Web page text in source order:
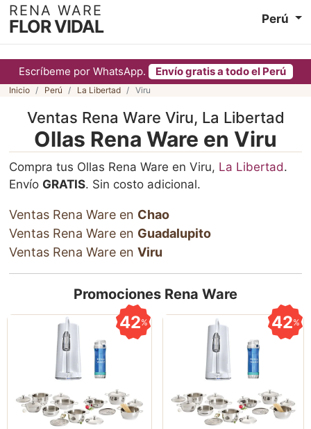
Escríbeme por WhatsApp. Envío gratis a todo el Perú
RENA WARE
FLOR VIDAL Perú
Inicio Perú La Libertad Viru
Ventas Rena Ware Viru, La Libertad
Ollas Rena Ware en Viru
Compra tus Ollas Rena Ware en Viru, La Libertad.
Envío GRATIS. Sin costo adicional.
Ventas Rena Ware en Chao
Ventas Rena Ware en Guadalupito
Ventas Rena Ware en Viru
Promociones Rena Ware
42% 42%